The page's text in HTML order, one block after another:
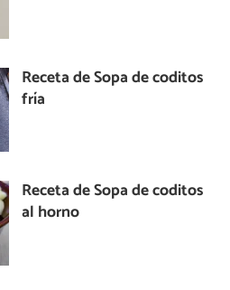
Receta de Sopa de coditos
fría
Receta de Sopa de coditos
al horno